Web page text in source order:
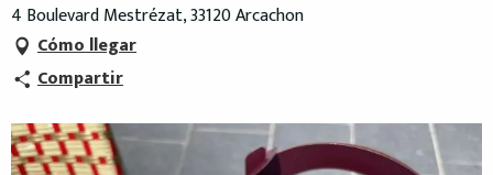
4 Boulevard Mestrézat, 33120 Arcachon
Cómo llegar
Compartir